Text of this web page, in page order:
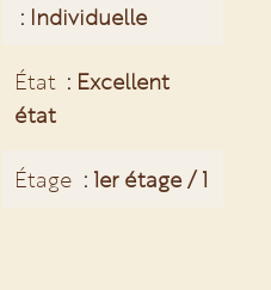
Individuelle
État
Excellent
état
Étage 1er étage / 1